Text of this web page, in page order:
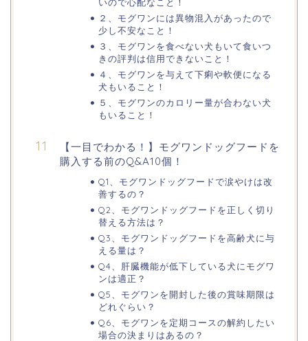
２、モグワンには異物混入があったので
少し不安なこと！
３、モグワンを食べない犬もいて食いつ
きの評判は信用できないこと！
４、モグワンを与えて下痢や軟便になる
犬もいること！
５、モグワンのカロリー量が合わない犬
もいること！
【一目でわかる！】モグワンドッグフードを
購入する前のQ&A10個！
Q1、モグワンドッグフードで涙やけは改
善するの？
Q2、モグワンドッグフードを正しく切り
替える方法は？
Q3、モグワンドッグフードを高齢犬に与
える量は？
Q4、肝臓機能が低下している犬にモグワ
ンは適正？
Q5、モグワンを開封した後の賞味期限は
どれぐらい？
Q6、モグワンを定期コースの解約したい
場合の決まりはあるの？